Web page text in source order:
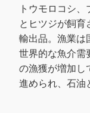
トウモロコシ
とヒツジが飼育
輸出品。漁業は
世界的な魚介需
の漁獲が増加し
進められ、石油